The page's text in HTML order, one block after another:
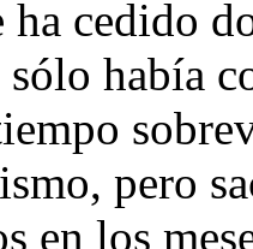
cedido
había
pero
en los